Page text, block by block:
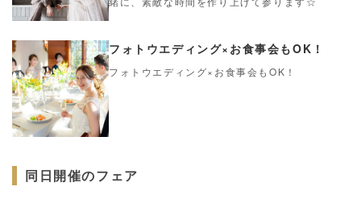
フォトウエディング×お食事会もOK！
フォトウエディング×お食事会もOK！
同日開催のフェア